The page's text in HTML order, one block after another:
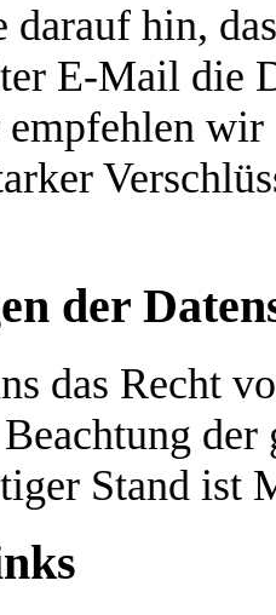
darauf hin,
E-Mail die
der
das Recht
Stand ist